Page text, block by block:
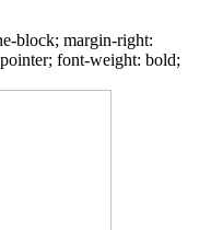
block; margin-right:
font-weight: bold;